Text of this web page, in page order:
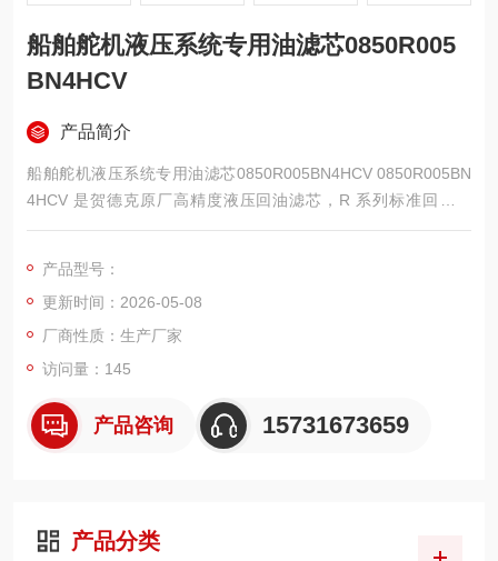
船舶舵机液压系统专用油滤芯0850R005
BN4HCV
产品简介
船舶舵机液压系统专用油滤芯0850R005BN4HCV 0850R005BN
4HCV 是贺德克原厂高精度液压回油滤芯，R 系列标准回油元
件，适配 RF/RFD/RFM 系列回油过滤器，广泛用于铁路大养
规格尺寸、R 回油、5μm 高精度、BN 玻纤深层滤材、4 级 Beta
高效、HC 抗挤压、V 氟橡胶耐高温密封
产品型号：
更新时间：2026-05-08
厂商性质：生产厂家
访问量：145
产品咨询 15731673659
产品分类